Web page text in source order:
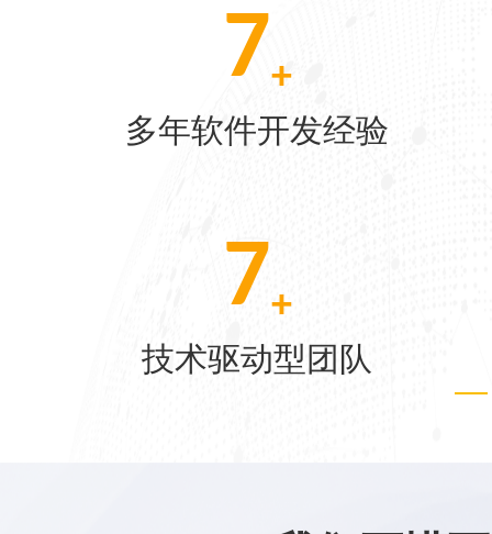
[07-22]
[05-28]
[05-21]
10
多年软件开发经验
24
技术驱动型团队